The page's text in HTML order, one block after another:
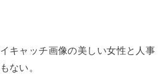
キャッチ画像の美しい女性と人事
ない。